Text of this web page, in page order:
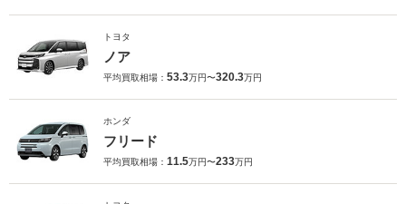
トヨタ
ノア
平均買取相場： 53.3万円〜320.3万円
ホンダ
フリード
平均買取相場： 11.5万円〜233万円